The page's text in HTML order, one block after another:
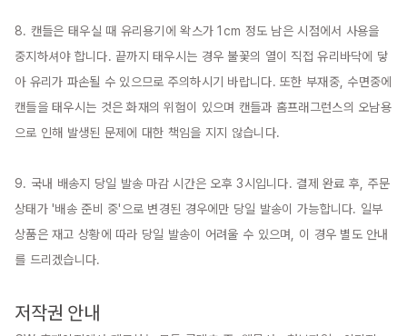
8. 캔들은 태우실 때 유리용기에 왁스가 1cm 정도 남은 시점에서 사용을
중지하셔야 합니다. 끝까지 태우시는 경우 불꽃의 열이 직접 유리바닥에 닿
아 유리가 파손될 수 있으므로 주의하시기 바랍니다. 또한 부재중, 수면중에
캔들을 태우시는 것은 화재의 위험이 있으며 캔들과 홈프래그런스의 오남용
으로 인해 발생된 문제에 대한 책임을 지지 않습니다.
9. 국내 배송지 당일 발송 마감 시간은 오후 3시입니다. 결제 완료 후, 주문
상태가 '배송 준비 중'으로 변경된 경우에만 당일 발송이 가능합니다. 일부
상품은 재고 상황에 따라 당일 발송이 어려울 수 있으며, 이 경우 별도 안내
를 드리겠습니다.
저작권 안내